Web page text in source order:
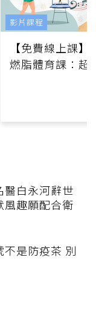
【免費線上課
燃脂體育課：超
影片課程
醫白永河辭世
風趣願配合衛
不是防疫茶 別